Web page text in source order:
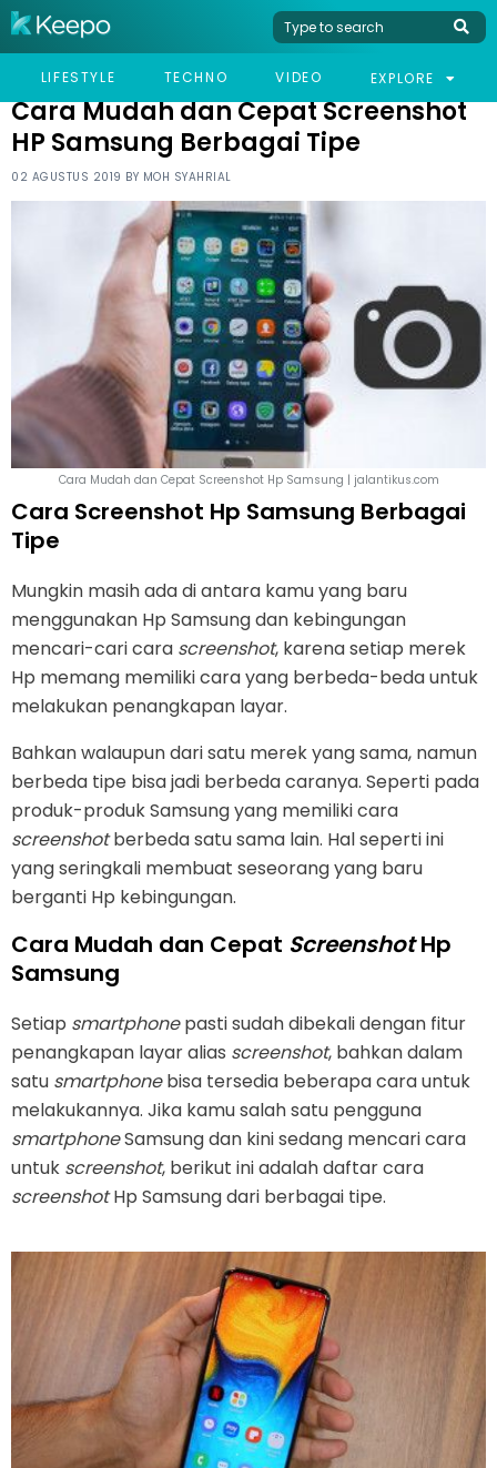
LIFESTYLE TECHNO VIDEO EXPLORE
HOME TECHNO
CARA MUDAH DAN CEPAT SCREENSHOT HP SAMSUNG BERBAGAI
Cara Mudah dan Cepat Screenshot
HP Samsung Berbagai Tipe
02 AGUSTUS 2019 BY MOH SYAHRIAL
Cara Mudah dan Cepat Screenshot Hp Samsung | jalantikus.com
Cara Screenshot Hp Samsung Berbagai
Tipe
Mungkin masih ada di antara kamu yang baru
menggunakan Hp Samsung dan kebingungan
mencari-cari cara screenshot, karena setiap merek
Hp memang memiliki cara yang berbeda-beda untuk
melakukan penangkapan layar.
Bahkan walaupun dari satu merek yang sama, namun
berbeda tipe bisa jadi berbeda caranya. Seperti pada
produk-produk Samsung yang memiliki cara
screenshotberbeda satu sama lain. Hal seperti ini
yang seringkali membuat seseorang yang baru
berganti Hp kebingungan.
Cara Mudah dan Cepat ScreenshotHp
Samsung
Setiap smartphonepasti sudah dibekali dengan fitur
penangkapan layar alias screenshot, bahkan dalam
satu smartphonebisa tersedia beberapa cara untuk
melakukannya. Jika kamu salah satu pengguna
smartphoneSamsung dan kini sedang mencari cara
untuk screenshot, berikut ini adalah daftar cara
screenshotHp Samsung dari berbagai tipe.